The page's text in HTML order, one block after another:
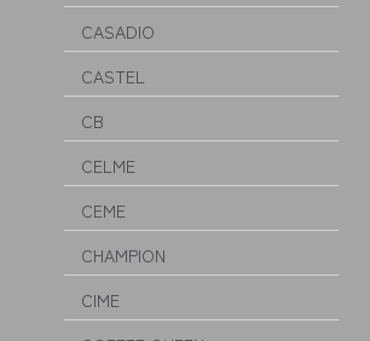
CASADIO
CASTEL
CB
CELME
CEME
CHAMPION
CIME